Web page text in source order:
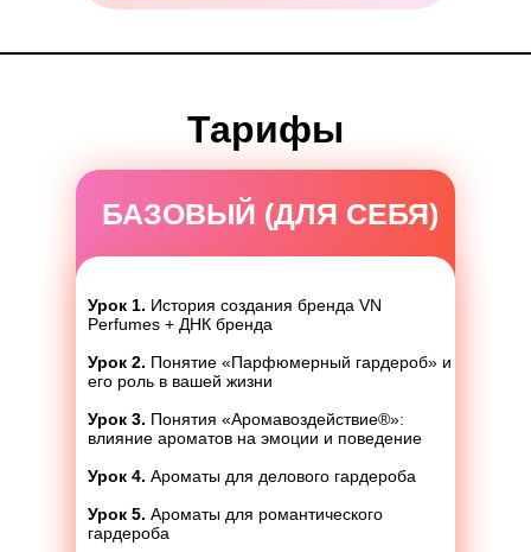
Урок 1. История создания бренда VN
Perfumes + ДНК бренда
Урок 2. Понятие «Парфюмерный гардероб» и
его роль в вашей жизни
Урок 3. Понятия «Аромавоздействие®»:
влияние ароматов на эмоции и поведение
Урок 4. Ароматы для делового гардероба
Урок 5. Ароматы для романтического
гардероба
Тарифы
БАЗОВЫЙ (ДЛЯ СЕБЯ)